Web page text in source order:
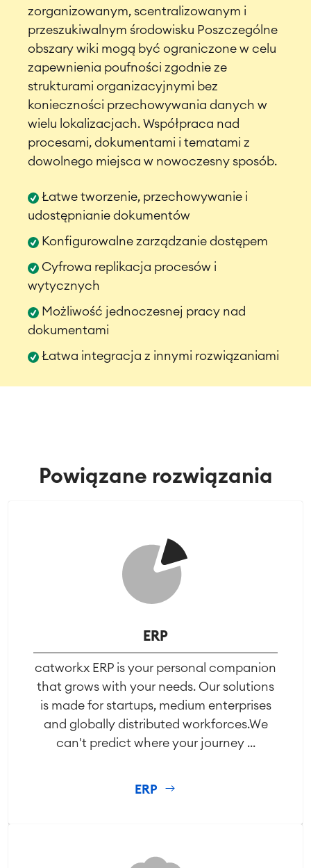
ROZWIĄZANIA
Podróż zarządzania usługami
Enterprise Service Management
Zarządzanie aktywami (Asset
Management)
Wielokanałowa Obsługa Klienta
Utrzymanie ruchu
Wiedza & Informacje
Spotkania
Wirtualne biuro
Integracje
Artificial Intelligence
USŁUGI
O NAS
■
■
■
zorganizowanym, scentralizowanym i
przeszukiwalnym środowisku Poszczególne
obszary wiki mogą być ograniczone w celu
zapewnienia poufności zgodnie ze
strukturami organizacyjnymi bez
konieczności przechowywania danych w
wielu lokalizacjach. Współpraca nad
procesami, dokumentami i tematami z
dowolnego miejsca w nowoczesny sposób.
Łatwe tworzenie, przechowywanie i
udostępnianie dokumentów
Konfigurowalne zarządzanie dostępem
Cyfrowa replikacja procesów i
wytycznych
Możliwość jednoczesnej pracy nad
dokumentami
Łatwa integracja z innymi rozwiązaniami
Powiązane rozwiązania
ERP
catworkx ERP is your personal companion
that grows with your needs. Our solutions
is made for startups, medium enterprises
and globally distributed workforces.We
can't predict where your journey ...
ERP